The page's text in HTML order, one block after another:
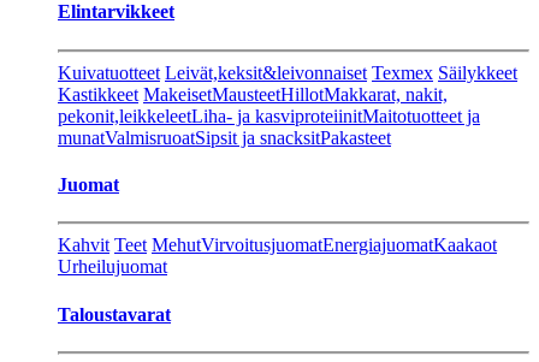
Elintarvikkeet
Kuivatuotteet Leivät,keksit&leivonnaiset Texmex Säilykkeet
Kastikkeet MakeisetMausteetHillotMakkarat, nakit,
pekonit,leikkeleetLiha- ja kasviproteiinitMaitotuotteet ja
munatValmisruoatSipsit ja snacksitPakasteet
Juomat
Kahvit Teet MehutVirvoitusjuomatEnergiajuomatKaakaot
Urheilujuomat
Taloustavarat